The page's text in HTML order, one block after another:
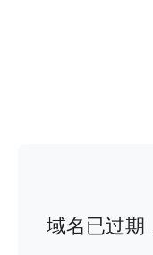
域名已过期